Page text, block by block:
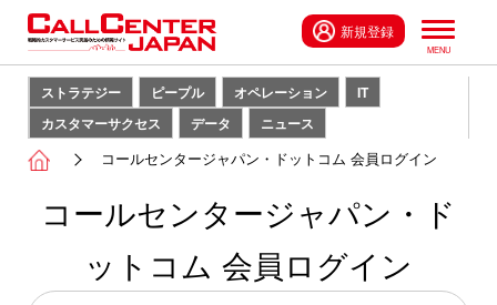
新規登録
ストラテジー ピープル オペレーション
IT
カスタマーサクセス
データ ニュース
コールセンタージャパン・ドットコム 会員ログイン
コールセンタージャパン・ド
ットコム 会員ログイン